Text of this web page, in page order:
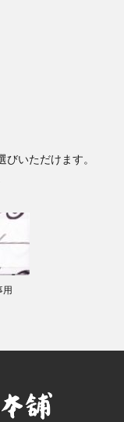
いただけます。
用